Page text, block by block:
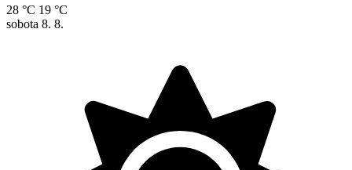
28 °C 19 °C
sobota 8. 8.